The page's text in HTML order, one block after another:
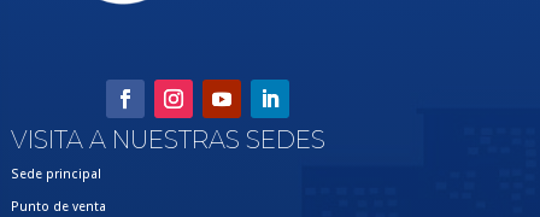
VISITA A NUESTRAS SEDES
Sede principal
Punto de venta